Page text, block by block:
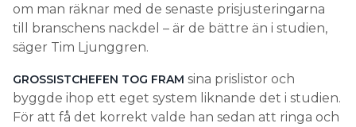
om man räknar med de senaste prisjusteringarna
till branschens nackdel – är de bättre än i studien,
säger Tim Ljunggren.
GROSSISTCHEFEN TOG FRAM sina prislistor och
byggde ihop ett eget system liknande det i studien.
För att få det korrekt valde han sedan att ringa och